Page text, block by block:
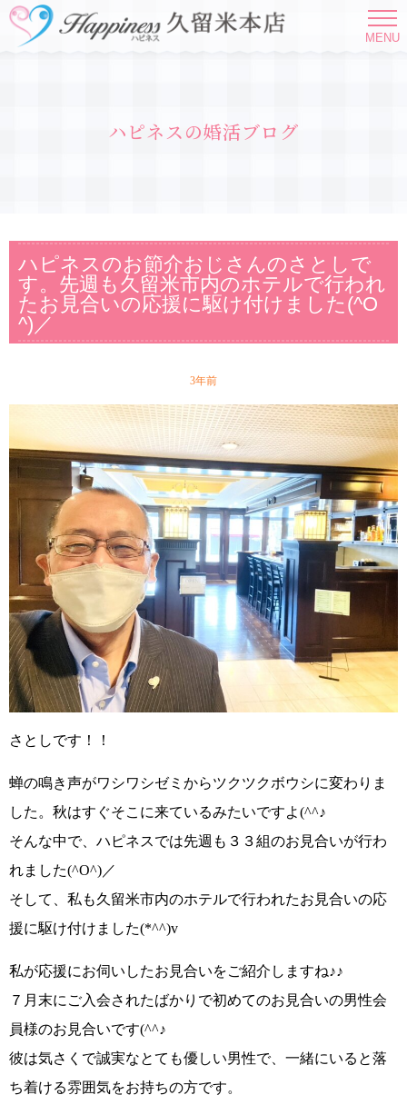
MENU
ハピネスの婚活ブログ
ハピネスのお節介おじさんのさとしで
す。先週も久留米市内のホテルで行われ
たお見合いの応援に駆け付けました(^O
^)／
3年前
さとしです！！
蝉の鳴き声がワシワシゼミからツクツクボウシに変わりま
した。 秋はすぐそこに来ているみたいですよ(^^♪
そんな中で、 ハピネスでは先週も３３組のお見合いが行わ
れました(^O^)／
そして、私も久留米市内のホテルで行われたお見合いの応
援に駆け付けました(*^^)v
私が応援にお伺いしたお見合いをご紹介しますね♪♪
７月末にご入会されたばかりで初めてのお見合いの男性会
員様のお見合いです(^^♪
彼は気さくで誠実なとても優しい男性で、一緒にいると落
ち着ける雰囲気をお持ちの方です。